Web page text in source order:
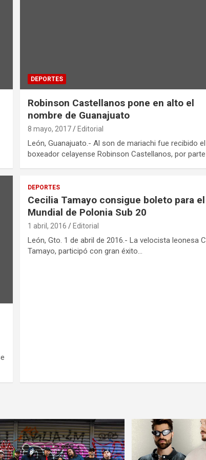
DEPORTES
Robinson Castellanos pone en alto el
nombre de Guanajuato
8 mayo, 2017 Editorial
León, Guanajuato.- Al son de mariachi fue recibido el
boxeador celayense Robinson Castellanos, por
DEPORTES
Cecilia Tamayo consigue boleto para el
Mundial de Polonia Sub 20
1 abril, 2016 Editorial
León, Gto. 1 de abril de 2016.- La velocista leonesa
Tamayo, participó con gran éxito…